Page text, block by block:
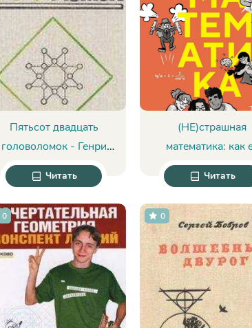
Пятьсот двадцать
головоломок - Генри
Дьюдени
Читать
(НЕ)страшная
математика: как
понять и прокачать
мозг - Джо
Читать
0 0